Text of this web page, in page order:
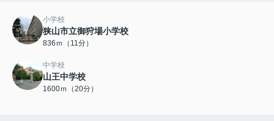
小学校
狭山市立御狩場小学校
836ｍ（11分）
中学校
山王中学校
1600ｍ（20分）